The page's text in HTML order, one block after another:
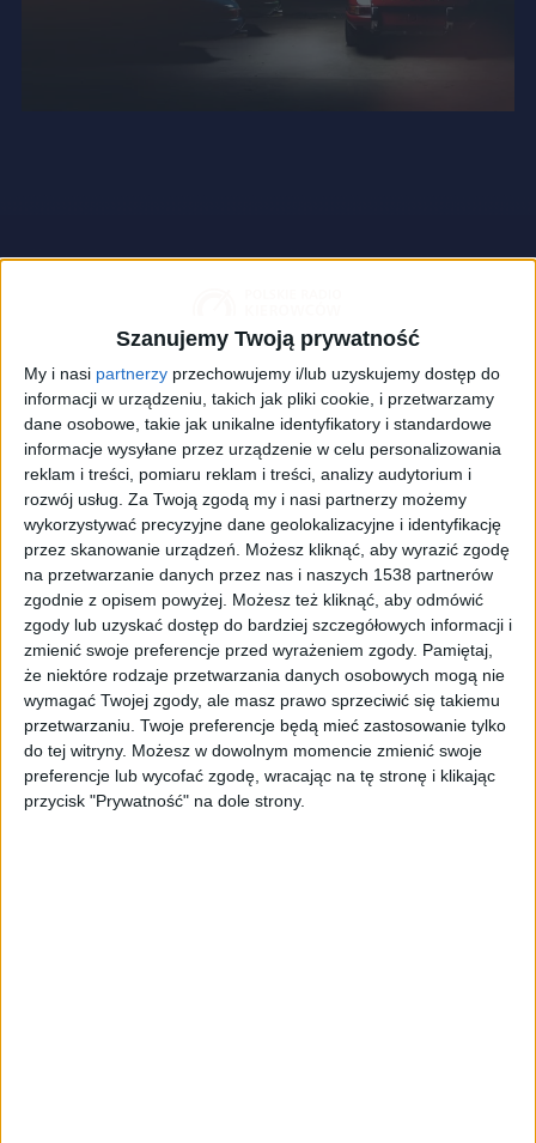
Szanujemy Twoją prywatność
My i nasi partnerzy przechowujemy i/lub uzyskujemy dostęp do
informacji w urządzeniu, takich jak pliki cookie, i przetwarzamy
dane osobowe, takie jak unikalne identyfikatory i standardowe
informacje wysyłane przez urządzenie w celu personalizowania
reklam i treści, pomiaru reklam i treści, analizy audytorium i
rozwój usług. Za Twoją zgodą my i nasi partnerzy możemy
wykorzystywać precyzyjne dane geolokalizacyjne i identyfikację
przez skanowanie urządzeń. Możesz kliknąć, aby wyrazić zgodę
na przetwarzanie danych przez nas i naszych 1538 partnerów
zgodnie z opisem powyżej. Możesz też kliknąć, aby odmówić
zgody lub uzyskać dostęp do bardziej szczegółowych informacji i
zmienić swoje preferencje przed wyrażeniem zgody. Pamiętaj,
że niektóre rodzaje przetwarzania danych osobowych mogą nie
wymagać Twojej zgody, ale masz prawo sprzeciwić się takiemu
przetwarzaniu. Twoje preferencje będą mieć zastosowanie tylko
do tej witryny. Możesz w dowolnym momencie zmienić swoje
preferencje lub wycofać zgodę, wracając na tę stronę i klikając
przycisk "Prywatność" na dole strony.
zdjęcie ilustracyjneFoto: shutterstock.com/Audio und werbung
Porsche zostało założone w 1931 roku. Jednak ta
niemiecka marka dopiero po kilkunastu latach
zaprezentowała swój pierwszy samochód. Ojcami
sukcesu są Ferdinand Porsche i jego syn, który po
swoim tacie odziedziczył nie tylko pasję i firmę
produkującą samochody, ale także imię. Starszy
Ferdinand odpowiedzialny był za stworzenie